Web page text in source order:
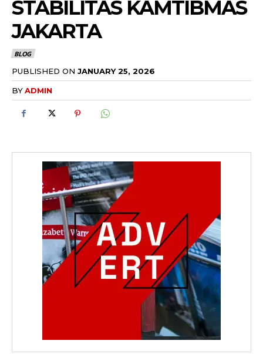
STABILITAS KAMTIBMAS
JAKARTA
BLOG
PUBLISHED ON JANUARY 25, 2026
BYADMIN